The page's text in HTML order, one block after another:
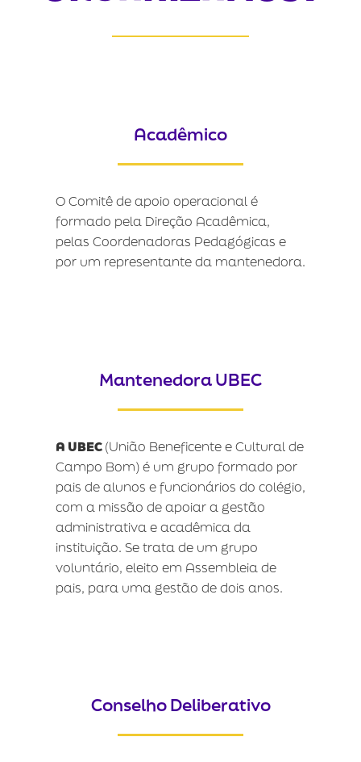
Acadêmico
O Comitê de apoio operacional é
formado pela Direção Acadêmica,
pelas Coordenadoras Pedagógicas e
por um representante da mantenedora.
Mantenedora UBEC
A UBEC(União Beneficente e Cultural de
Campo Bom) é um grupo formado por
pais de alunos e funcionários do colégio,
com a missão de apoiar a gestão
administrativa e acadêmica da
instituição. Se trata de um grupo
voluntário, eleito em Assembleia de
pais, para uma gestão de dois anos.
Conselho Deliberativo